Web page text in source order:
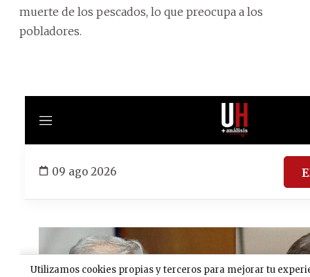
muerte de los pescados, lo que preocupa a los
pobladores.